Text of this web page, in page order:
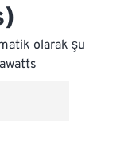
olarak şu